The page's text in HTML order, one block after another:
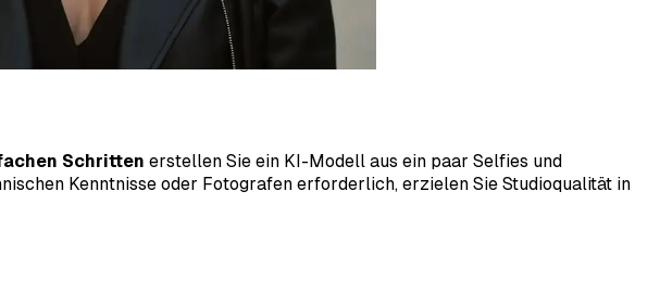
Schritten erstellen Sie ein KI-Modell aus ein paar Selfies und
Kenntnisse oder Fotografen erforderlich, erzielen Sie Studioqualität in